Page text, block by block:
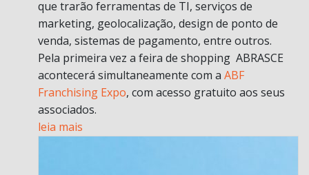
que trarão ferramentas de TI, serviços de
marketing, geolocalização, design de ponto de
venda, sistemas de pagamento, entre outros.
Pela primeira vez a feira de shopping ABRASCE
acontecerá simultaneamente com a ABF
Franchising Expo, com acesso gratuito aos seus
associados.
leia mais